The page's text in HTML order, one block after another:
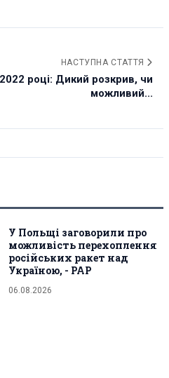
НАСТУПНА СТАТТЯ
році: Дикий розкрив, чи
можливий...
У Польщі заговорили про
можливість перехоплення
російських ракет над
Україною, - PAP
06.08.2026